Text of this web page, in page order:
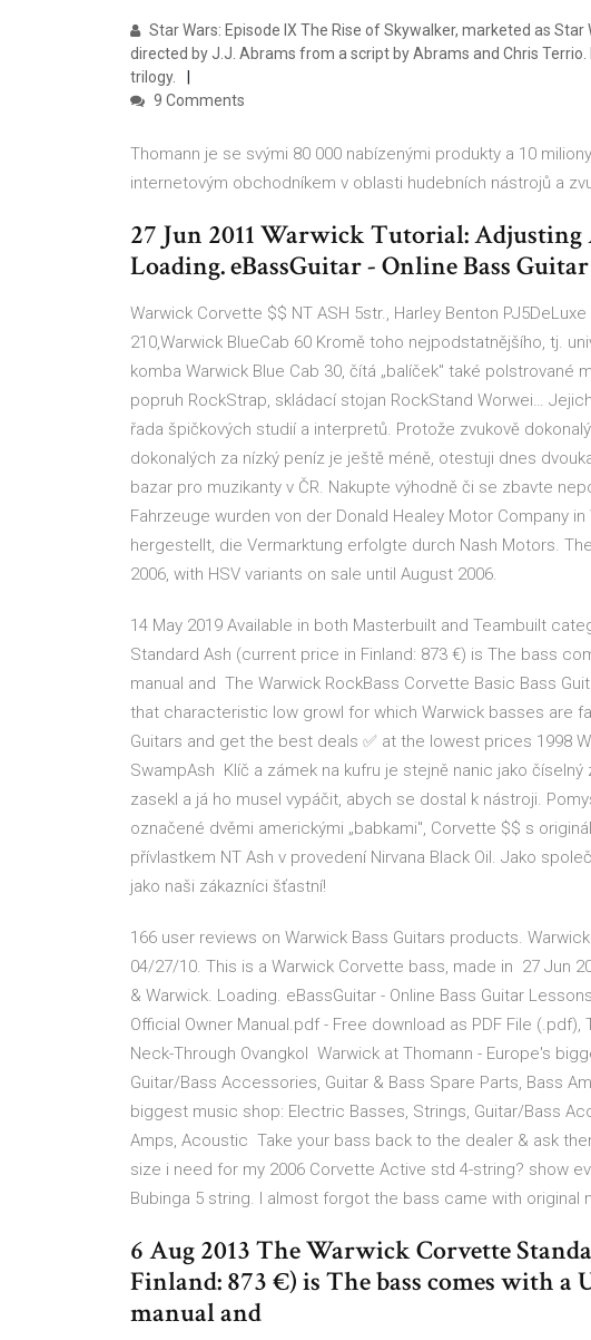
Star Wars: Episode IX The Rise of Skywalker, marketed as
directed by J.J. Abrams from a script by Abrams and Chris
trilogy.
9 Comments
Thomann je se svými 80 000 nabízenými produkty a 10
internetovým obchodníkem v oblasti hudebních nástrojů a
27 Jun 2011 Warwick Tutorial:
Loading. eBassGuitar - Online Bass Guitar
Warwick Corvette $$ NT ASH 5str., Harley Benton
210,Warwick BlueCab 60 Kromě toho nejpodstatnějšího, tj.
komba Warwick Blue Cab 30, čítá „balíček" také polstrované
popruh RockStrap, skládací stojan RockStand Worwei…
řada špičkových studií a interpretů. Protože zvukově
dokonalých za nízký peníz je ještě méně, otestuji dnes
bazar pro muzikanty v ČR. Nakupte výhodně či se zbavte
Fahrzeuge wurden von der Donald Healey Motor Company
hergestellt, die Vermarktung erfolgte durch Nash Motors.
2006, with HSV variants on sale until August 2006.
14 May 2019 Available in both Masterbuilt and Teambuilt
Standard Ash (current price in Finland: 873 €) is The bass
manual and The Warwick RockBass Corvette Basic Bass
that characteristic low growl for which Warwick basses are
Guitars and get the best deals ✅ at the lowest prices 1998
SwampAsh Klíč a zámek na kufru je stejně nanic jako
zasekl a já ho musel vypáčit, abych se dostal k nástroji.
označené dvěmi americkými „babkami", Corvette $$ s
přívlastkem NT Ash v provedení Nirvana Black Oil. Jako
jako naši zákazníci šťastní!
166 user reviews on Warwick Bass Guitars products.
04/27/10. This is a Warwick Corvette bass, made in 27 Jun
& Warwick. Loading. eBassGuitar - Online Bass Guitar
Official Owner Manual.pdf - Free download as PDF File
Neck-Through Ovangkol Warwick at Thomann - Europe's
Guitar/Bass Accessories, Guitar & Bass Spare Parts, Bass
biggest music shop: Electric Basses, Strings, Guitar/Bass
Amps, Acoustic Take your bass back to the dealer & ask
size i need for my 2006 Corvette Active std 4-string? show
Bubinga 5 string. I almost forgot the bass came with original
6 Aug 2013 The Warwick Corvette
Finland: 873 €) is The bass comes with a
manual and